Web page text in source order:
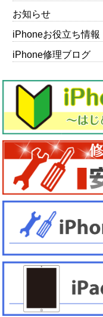
お知らせ
iPhoneお役立ち情報
iPhone修理ブログ